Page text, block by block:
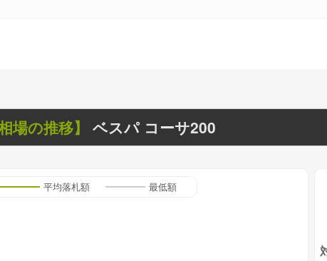
場の推移】 ベスパ コーサ200
平均落札額 最低額